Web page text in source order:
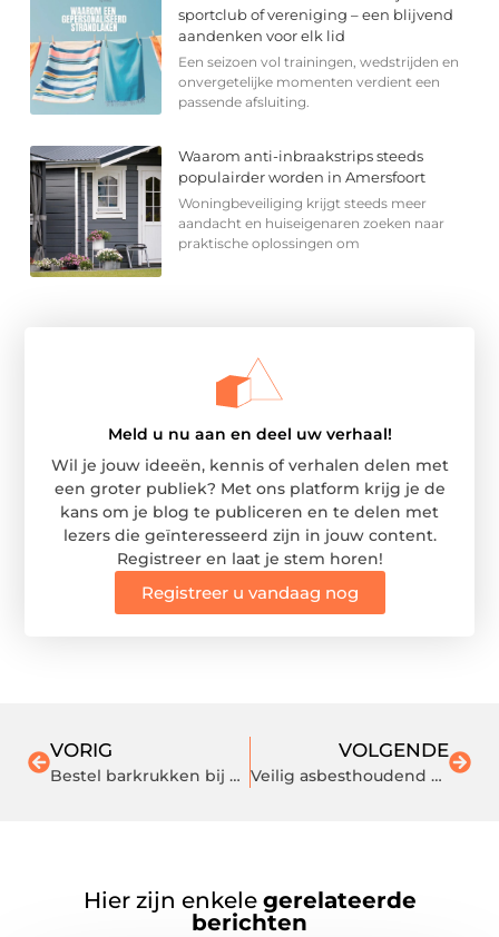
sportclub of vereniging – een blijvend
aandenken voor elk lid
Een seizoen vol trainingen, wedstrijden en
onvergetelijke momenten verdient een
passende afsluiting.
Waarom anti-inbraakstrips steeds
populairder worden in Amersfoort
Woningbeveiliging krijgt steeds meer
aandacht en huiseigenaren zoeken naar
praktische oplossingen om
Meld u nu aan en deel uw verhaal!
Wil je jouw ideeën, kennis of verhalen delen met
een groter publiek? Met ons platform krijg je de
kans om je blog te publiceren en te delen met
lezers die geïnteresseerd zijn in jouw content.
Registreer en laat je stem horen!
Registreer u vandaag nog
VORIG
Bestel barkrukken bij Barkruk.nl
VOLGENDE
Veilig asbesthoudend afval verwijderen
Hier zijn enkele gerelateerde
berichten